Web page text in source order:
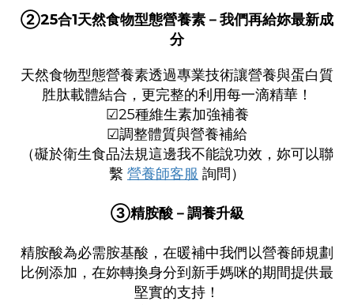
②25合1天然食物型態營養素－我們再給妳最新成
分
天然食物型態營養素透過專業技術讓營養與蛋白質
胜肽載體結合，更完整的利用每一滴精華！
☑25種維生素加強補養
☑調整體質與營養補給
（礙於衛生食品法規這邊我不能說功效，妳可以聯
繫 營養師客服 詢問）
­③精胺酸­－調養升級
精胺酸為必需胺基酸，在暖補中我們以營養師規劃
比例添加，在妳轉換身分到新手媽咪的期間提供最
堅實的支持！